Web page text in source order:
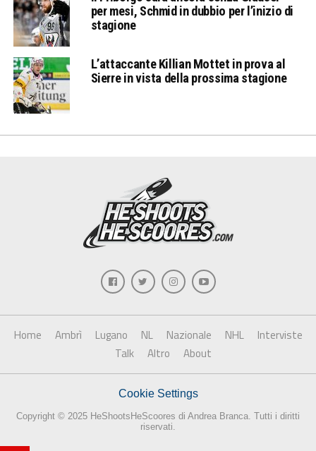
per mesi, Schmid in dubbio per l’inizio di
stagione
L’attaccante Killian Mottet in prova al
Sierre in vista della prossima stagione
Home Ambrì Lugano NL Nazionale NHL
Interviste
Talk
Altro About
Cookie Settings
Copyright © 2025 HeShootsHeScoores di Andrea Branca. Tutti i diritti
riservati.